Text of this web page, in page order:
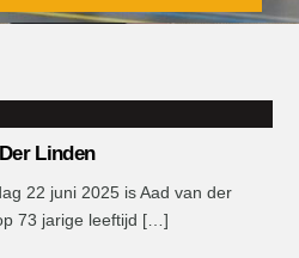
Linden
22 juni 2025 is Aad van der
73 jarige leeftijd […]